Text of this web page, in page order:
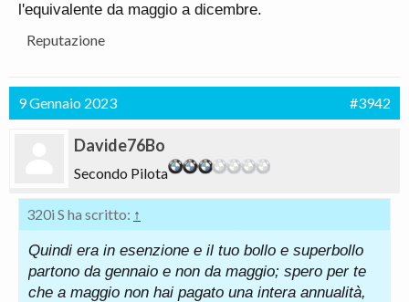
l'equivalente da maggio a dicembre.
Reputazione
9 Gennaio 2023 #3942
Davide76Bo
Secondo Pilota
320i S ha scritto: ↑
Quindi era in esenzione e il tuo bollo e superbollo
partono da gennaio e non da maggio; spero per te
che a maggio non hai pagato una intera annualità,